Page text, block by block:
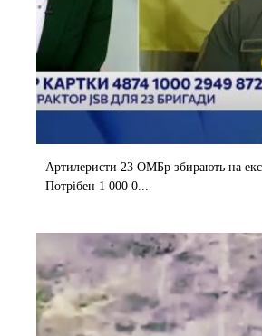
Артилеристи 23 ОМБр збирають на
Потрібен 1 000 0...